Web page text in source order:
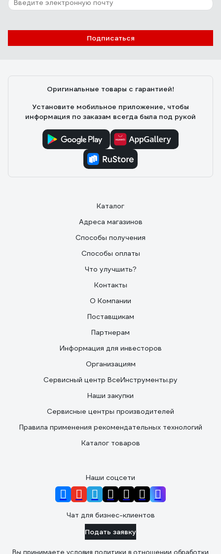
для домашнего применения самое то, основные
Подписаться
Оригинальные товары с гарантией!
Установите мобильное приложение, чтобы
информация по заказам всегда была под рукой
Каталог
Адреса магазинов
Способы получения
Способы оплаты
Что улучшить?
Контакты
О Компании
Поставщикам
Партнерам
Информация для инвесторов
Организациям
Сервисный центр ВсеИнструменты.ру
Наши закупки
Сервисные центры производителей
Правила применения рекомендательных технологий
Каталог товаров
Наши соцсети
Чат для бизнес-клиентов
Подать заявку
Вы принимаете условия политики в отношении обработки